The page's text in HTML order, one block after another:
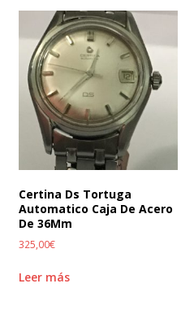
Certina Ds Tortuga
Automatico Caja De Acero
De 36Mm
325,00€
Leer más